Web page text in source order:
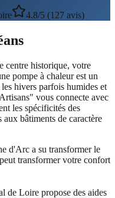
4.8/5 (127 avis)
centre historique, votre
pompe à chaleur est un
hivers parfois humides et
vous connecte avec
les spécificités des
aux bâtiments de caractère
d'Arc a su transformer le
transformer votre confort
de Loire propose des aides